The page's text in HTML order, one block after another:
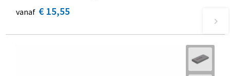
vanaf € 15,55